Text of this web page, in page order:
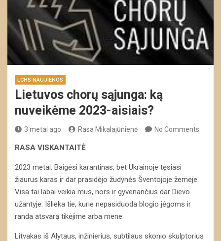
LCHS NAUJIENOS
Lietuvos chorų sąjunga: ką
nuveikėme 2023-aisiais?
3 metai ago Rasa Mikalajūnienė No Comments
RASA VISKANTAITĖ
2023 metai. Baigėsi karantinas, bet Ukrainoje tęsiasi
žiaurus karas ir dar prasidėjo žudynės Šventojoje žemėje.
Visa tai labai veikia mus, nors ir gyvenančius dar Dievo
užantyje. Išlieka tie, kurie nepasiduoda blogio jėgoms ir
randa atsvarą tikėjime arba mene.
Litvakas iš Alytaus, inžinierius, subtilaus skonio skulptorius